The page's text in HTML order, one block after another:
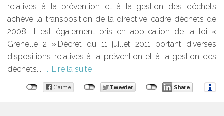
relatives à la prévention et à la gestion des déchets
achève la transposition de la directive cadre déchets de
2008. Il est également pris en application de la loi «
Grenelle 2 ».Décret du 11 juillet 2011 portant diverses
dispositions relatives à la prévention et à la gestion des
déchets...
Lire la suite